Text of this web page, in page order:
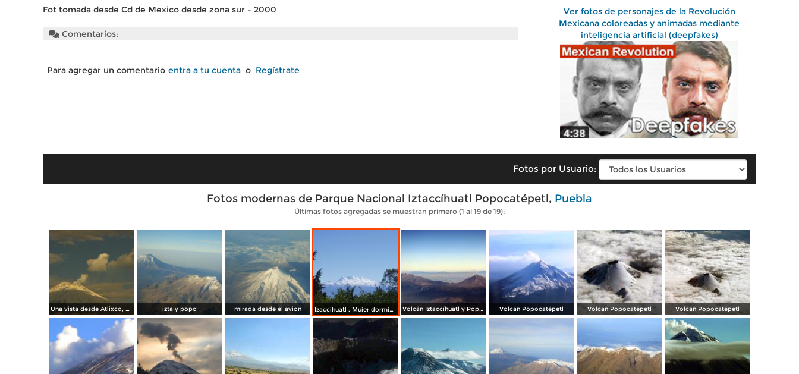
Fot tomada desde Cd de Mexico desde zona sur - 2000
Comentarios:
Para agregar un comentario entra a tu cuenta o Regístrate
Ver fotos de personajes de la Revolución
Mexicana coloreadas y animadas mediante
inteligencia artificial (deepfakes)
Fotos por Usuario:
Fotos modernas de Parque Nacional Iztaccíhuatl Popocatépetl, Puebla
Últimas fotos agregadas se muestran primero (1 al 19 de 19):
Una vista desde Atlixco, Pue. izta y popo mirada desde el avion Izaccihuatl . Mujer dormida Volcán Iztaccíhuatl y Popocatépetl Volcán Popocatépetl Volcán Popocatépetl Volcán Popocatépetl